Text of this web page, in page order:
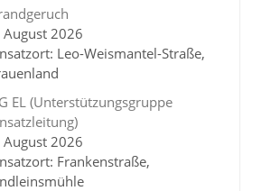
August 2026
Leo-Weismantel-Straße,
EL (Unterstützungsgruppe
August 2026
Frankenstraße,